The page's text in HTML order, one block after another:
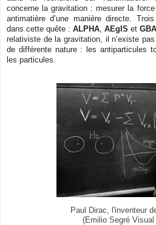
concerne la gravitation : mesurer la
antimatière d’une manière directe.
dans cette quête : ALPHA AEgIS et
relativiste de la gravitation, il n’existe
de différente nature : les antiparticules
les particules.
Paul Dirac, l'inventeur
(Emilio Segré